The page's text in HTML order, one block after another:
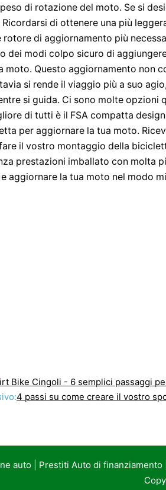
di rotazione del moto. Se si
di ottenere una più
rotore di aggiornamento più
dei modi colpo sicuro di
moto. Questo aggiornamento non
si rende il viaggio più a suo
si guida. Ci sono molte opzioni
di tutti è il FSA compatta
per aggiornare la tua moto.
il vostro montaggio della
prestazioni imballato con molta
aggiornare la tua moto nel modo
Bike Cingoli - 6 semplici passaggi
4 passi su come creare il vostro
auto| Prestiti Auto di finanziamento|